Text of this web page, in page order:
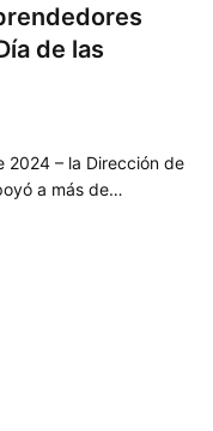
de las
2024 – la Dirección de
a más de…